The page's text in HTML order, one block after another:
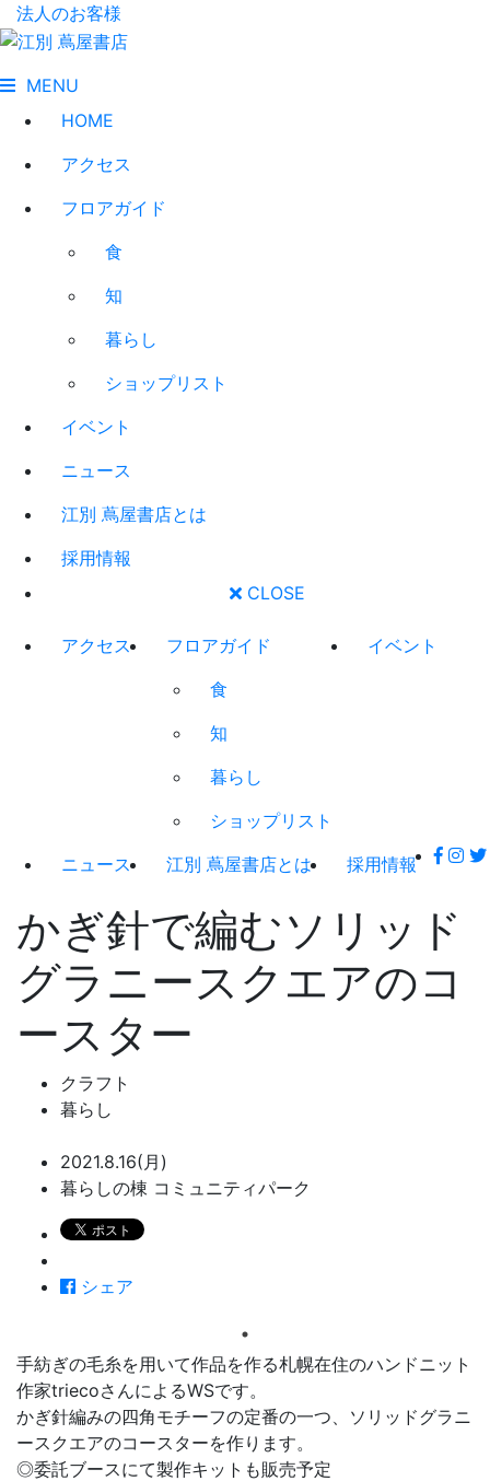
法人のお客様
MENU
HOME
アクセス
フロアガイド
食
知
暮らし
ショップリスト
イベント
ニュース
江別 蔦屋書店とは
採用情報
CLOSE
アクセス
フロアガイド
食
知
暮らし
ショップリスト
イベント
ニュース 江別 蔦屋書店とは 採用情報
かぎ針で編むソリッド
グラニースクエアのコ
ースター
クラフト
暮らし
2021.8.16(月)
暮らしの棟 コミュニティパーク
シェア
手紡ぎの毛糸を用いて作品を作る札幌在住のハンドニット
作家triecoさんによるWSです。
かぎ針編みの四角モチーフの定番の一つ、ソリッドグラニ
ースクエアのコースターを作ります。
◎委託ブースにて製作キットも販売予定